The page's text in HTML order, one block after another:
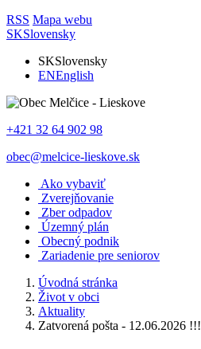
RSS Mapa webu
SKSlovensky
SKSlovensky
ENEnglish
+421 32 64 902 98
obec@melcice-lieskove.sk
Ako vybaviť
Zverejňovanie
Zber odpadov
Územný plán
Obecný podnik
Zariadenie pre seniorov
Úvodná stránka
Život v obci
Aktuality
Zatvorená pošta - 12.06.2026 !!!